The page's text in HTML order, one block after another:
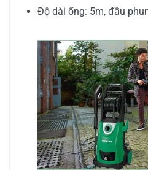
Độ dài ống: 5m, đầu